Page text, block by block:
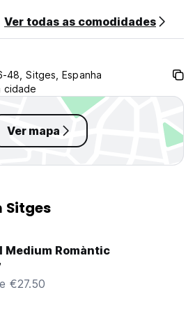
ser garantidos, todos os
em consideração na atribuição do
reembolsáveis ​​onde o
máxima por quarto é de duas
language)
Ver todas as comodidades
48, Sitges, Espanha
cidade
Ver mapa
Sitges
Medium Romàntic
€27.50